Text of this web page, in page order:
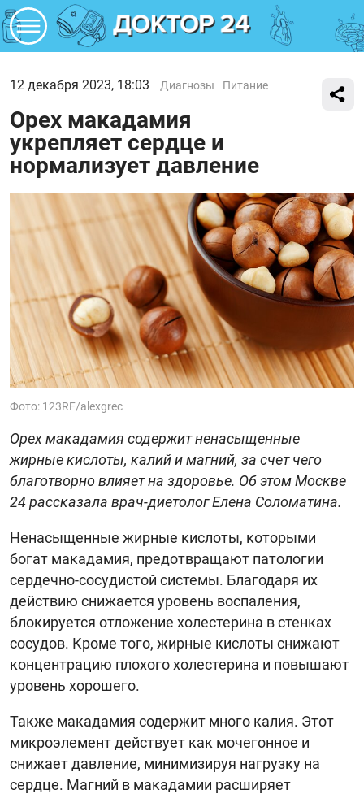
12 декабря 2023, 18:03 Диагнозы Питание
Орех макадамия
укрепляет сердце и
нормализует давление
Фото: 123RF/alexgrec
Орех макадамия содержит ненасыщенные
жирные кислоты, калий и магний, за счет чего
благотворно влияет на здоровье. Об этом Москве
24 рассказала врач-диетолог Елена Соломатина.
Ненасыщенные жирные кислоты, которыми
богат макадамия, предотвращают патологии
сердечно-сосудистой системы. Благодаря их
действию снижается уровень воспаления,
блокируется отложение холестерина в стенках
сосудов. Кроме того, жирные кислоты снижают
концентрацию плохого холестерина и повышают
уровень хорошего.
Также макадамия содержит много калия. Этот
микроэлемент действует как мочегонное и
снижает давление, минимизируя нагрузку на
сердце. Магний в макадамии расширяет